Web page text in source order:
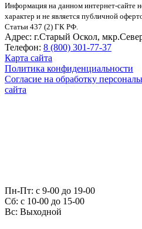
Информация на данном интернет-сайте
характер и не является публичной
Статьи 437 (2) ГК РФ.
Адрес: г.Старый Оскол,
Телефон: 8 (800) 301-77-37
Карта сайта
Политика конфиденциальности
Согласие на обработку
сайта
Пн-Пт: с 9-00 до 19-00
Сб: c 10-00 до 15-00
Вс: Выходной